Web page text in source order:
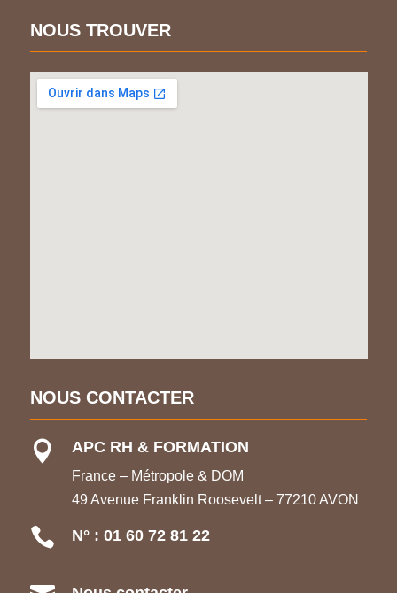
NOUS TROUVER
NOUS CONTACTER
 APC RH & FORMATION
France – Métropole & DOM
49 Avenue Franklin Roosevelt – 77210 AVON
 N° : 01 60 72 81 22